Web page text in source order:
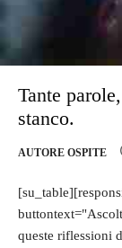
Tante
stanco.
AUTORE OSPITE
queste riflessioni